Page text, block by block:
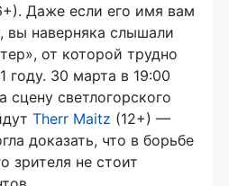
Даже если его имя вам
вы наверняка слышали
от которой трудно
году. 30 марта в 19:00
сцену светлогорского
Therr Maitz (12+) —
доказать, что в борьбе
зрителя не стоит